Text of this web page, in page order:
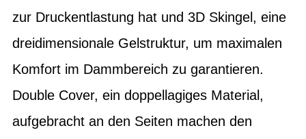
zur Druckentlastung hat und 3D Skingel, eine
dreidimensionale Gelstruktur, um maximalen
Komfort im Dammbereich zu garantieren.
Double Cover, ein doppellagiges Material,
aufgebracht an den Seiten machen den